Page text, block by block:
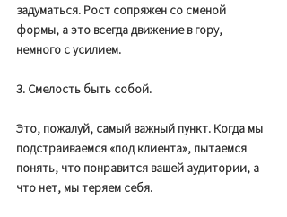
задуматься. Рост сопряжен со сменой
формы, а это всегда движение в гору,
немного с усилием.
3. Смелость быть собой.
Это, пожалуй, самый важный пункт. Когда мы
подстраиваемся «под клиента», пытаемся
понять, что понравится вашей аудитории, а
что нет, мы теряем себя.